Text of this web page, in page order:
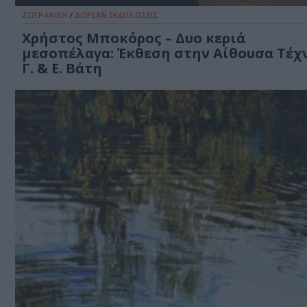
ΖΩΓΡΑΦΙΚΗ / ΔΩΡΕΑΝ ΕΚΔΗΛΩΣΕΙΣ
Χρήστος Μποκόρος – Δυο κεριά
μεσοπέλαγα: Έκθεση στην Αίθουσα
Γ. & Ε. Βάτη